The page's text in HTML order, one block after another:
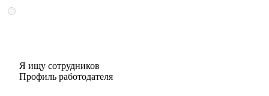
Я ищу сотрудников
Профиль работодателя